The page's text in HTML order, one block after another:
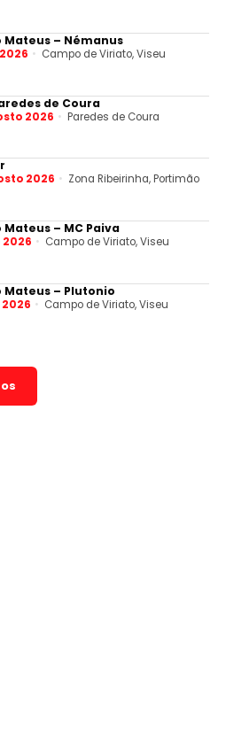
Mateus – Némanus
Campo de Viriato, Viseu
de Coura
2026 Paredes de Coura
2026 Zona Ribeirinha, Portimão
Mateus – MC Paiva
2026 Campo de Viriato, Viseu
Mateus – Plutonio
2026 Campo de Viriato, Viseu